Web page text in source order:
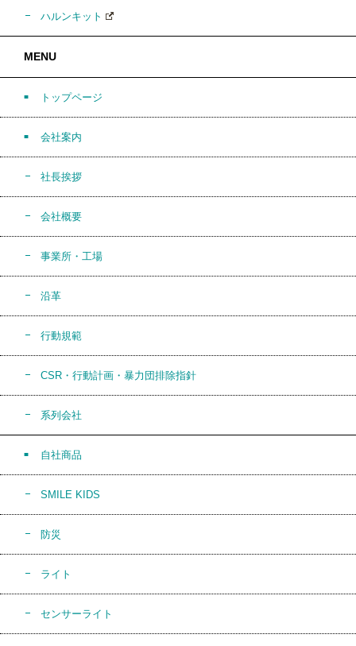
ハルンキット
MENU
トップページ
会社案内
社長挨拶
会社概要
事業所・工場
沿革
行動規範
CSR・行動計画・暴力団排除指針
系列会社
自社商品
SMILE KIDS
防災
ライト
センサーライト